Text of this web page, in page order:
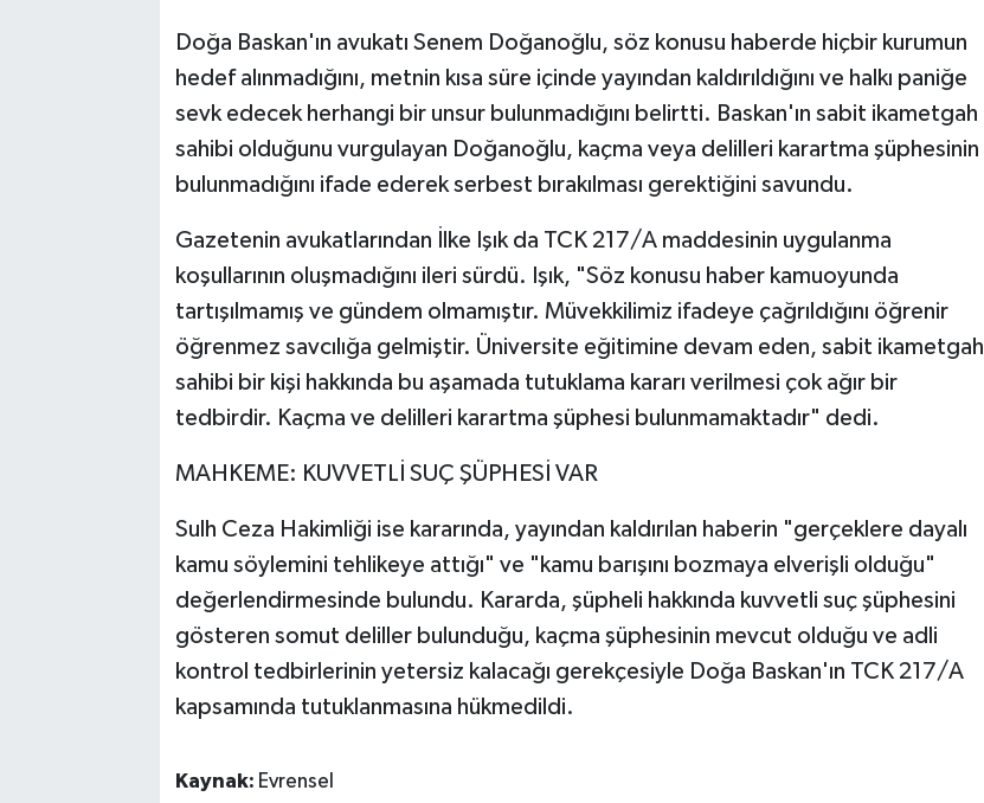
Doğa Baskan'ın avukatı Senem Doğanoğlu, söz konusu haberde hiçbir kurumun
hedef alınmadığını, metnin kısa süre içinde yayından kaldırıldığını ve halkı paniğe
sevk edecek herhangi bir unsur bulunmadığını belirtti. Baskan'ın sabit ikametgah
sahibi olduğunu vurgulayan Doğanoğlu, kaçma veya delilleri karartma şüphesinin
bulunmadığını ifade ederek serbest bırakılması gerektiğini savundu.
Gazetenin avukatlarından İlke Işık da TCK 217/A maddesinin uygulanma
koşullarının oluşmadığını ileri sürdü. Işık, "Söz konusu haber kamuoyunda
tartışılmamış ve gündem olmamıştır. Müvekkilimiz ifadeye çağrıldığını öğrenir
öğrenmez savcılığa gelmiştir. Üniversite eğitimine devam eden, sabit ikametgah
sahibi bir kişi hakkında bu aşamada tutuklama kararı verilmesi çok ağır bir
tedbirdir. Kaçma ve delilleri karartma şüphesi bulunmamaktadır" dedi.
MAHKEME: KUVVETLİ SUÇ ŞÜPHESİ VAR
Sulh Ceza Hakimliği ise kararında, yayından kaldırılan haberin "gerçeklere dayalı
kamu söylemini tehlikeye attığı" ve "kamu barışını bozmaya elverişli olduğu"
değerlendirmesinde bulundu. Kararda, şüpheli hakkında kuvvetli suç şüphesini
gösteren somut deliller bulunduğu, kaçma şüphesinin mevcut olduğu ve adli
kontrol tedbirlerinin yetersiz kalacağı gerekçesiyle Doğa Baskan'ın TCK 217/A
kapsamında tutuklanmasına hükmedildi.
Kaynak: Evrensel